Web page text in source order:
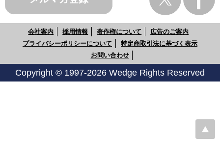
会社案内 採用情報 著作権について
広告のご案内
プライバシーポリシーについて
特定商取引法に基づく表示
お問い合わせ
Copyright © 1997-2026 Wedge Rights Reserved